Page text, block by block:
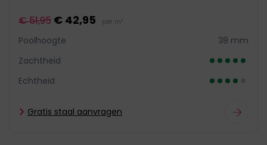
€ 51,95 € 42,95 per m²
Poolhoogte
38 mm
Zachtheid
Echtheid
Gratis staal aanvragen